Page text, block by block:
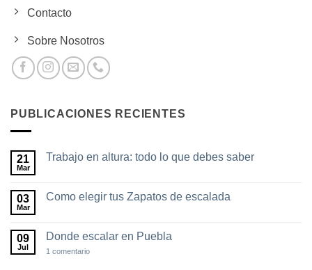
Contacto
Sobre Nosotros
PUBLICACIONES RECIENTES
21
Mar
Trabajo en altura: todo lo que debes saber
en
todo
lo
que
03
Mar
Como elegir tus Zapatos de escalada
en
elegir
09
Jul
Donde escalar en Puebla
1 comentarioen